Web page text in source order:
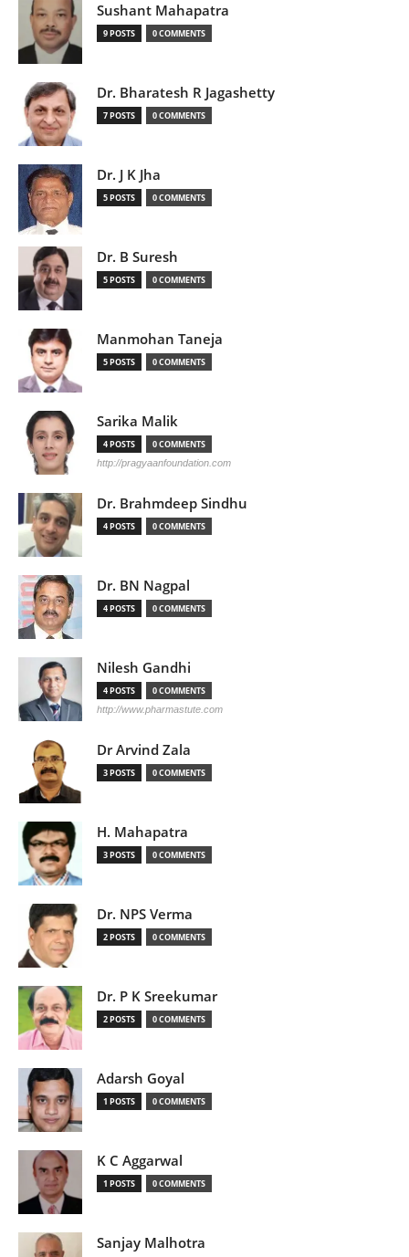
Sushant Mahapatra
9 POSTS 0 COMMENTS
Dr. Bharatesh R Jagashetty
7 POSTS 0 COMMENTS
Dr. J K Jha
5 POSTS 0 COMMENTS
Dr. B Suresh
5 POSTS 0 COMMENTS
Manmohan Taneja
5 POSTS 0 COMMENTS
Sarika Malik
4 POSTS 0 COMMENTS
http://pragyaanfoundation.com
Dr. Brahmdeep Sindhu
4 POSTS 0 COMMENTS
Dr. BN Nagpal
4 POSTS 0 COMMENTS
Nilesh Gandhi
4 POSTS 0 COMMENTS
http://www.pharmastute.com
Dr Arvind Zala
3 POSTS 0 COMMENTS
H. Mahapatra
3 POSTS 0 COMMENTS
Dr. NPS Verma
2 POSTS 0 COMMENTS
Dr. P K Sreekumar
2 POSTS 0 COMMENTS
Adarsh Goyal
1 POSTS 0 COMMENTS
K C Aggarwal
1 POSTS 0 COMMENTS
Sanjay Malhotra